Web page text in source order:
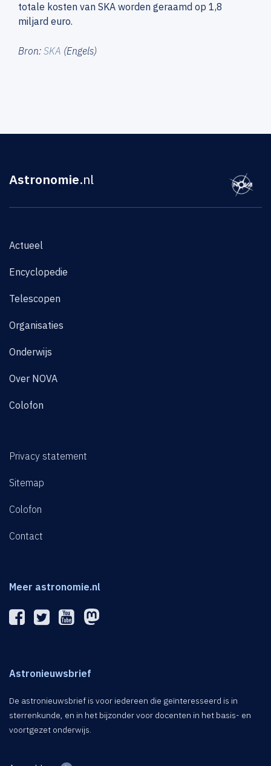
totale kosten van SKA worden geraamd op 1,8
miljard euro.
Bron: SKA (Engels)
Astronomie.nl
Actueel
Encyclopedie
Telescopen
Organisaties
Onderwijs
Over NOVA
Colofon
Privacy statement
Sitemap
Colofon
Contact
Meer astronomie.nl
Astronieuwsbrief
De astronieuwsbrief is voor iedereen die geïnteresseerd is in
sterrenkunde, en in het bijzonder voor docenten in het basis- en
voortgezet onderwijs.